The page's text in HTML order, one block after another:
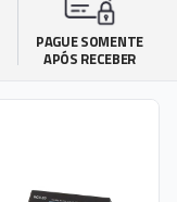
PAGUE SOMENTE
APÓS RECEBER